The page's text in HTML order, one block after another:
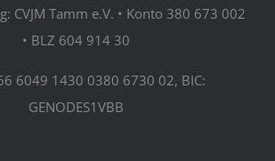
CVJM Tamm e.V. • Konto 380 673 002
• BLZ 604 914 30
6049 1430 0380 6730 02, BIC:
GENODES1VBB